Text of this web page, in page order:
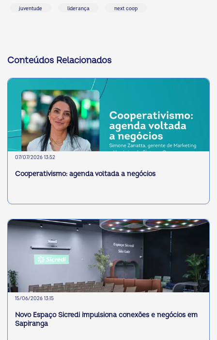
juventude liderança next coop
Conteúdos Relacionados
07/07/2026 13:52
Cooperativismo: agenda voltada a negócios
15/06/2026 13:15
Novo Espaço Sicredi impulsiona conexões e negócios em
Sapiranga